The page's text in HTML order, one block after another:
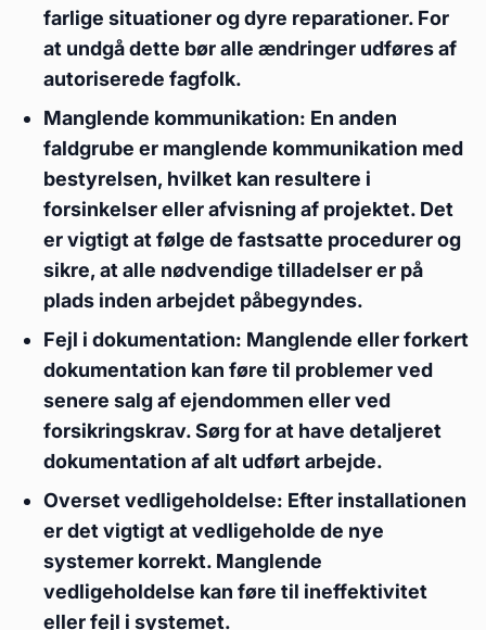
farlige situationer og dyre reparationer. For
at undgå dette bør alle ændringer udføres af
autoriserede fagfolk.
Manglende kommunikation: En anden
faldgrube er manglende kommunikation med
bestyrelsen, hvilket kan resultere i
forsinkelser eller afvisning af projektet. Det
er vigtigt at følge de fastsatte procedurer og
sikre, at alle nødvendige tilladelser er på
plads inden arbejdet påbegyndes.
Fejl i dokumentation: Manglende eller forkert
dokumentation kan føre til problemer ved
senere salg af ejendommen eller ved
forsikringskrav. Sørg for at have detaljeret
dokumentation af alt udført arbejde.
Overset vedligeholdelse: Efter installationen
er det vigtigt at vedligeholde de nye
systemer korrekt. Manglende
vedligeholdelse kan føre til ineffektivitet
eller fejl i systemet.